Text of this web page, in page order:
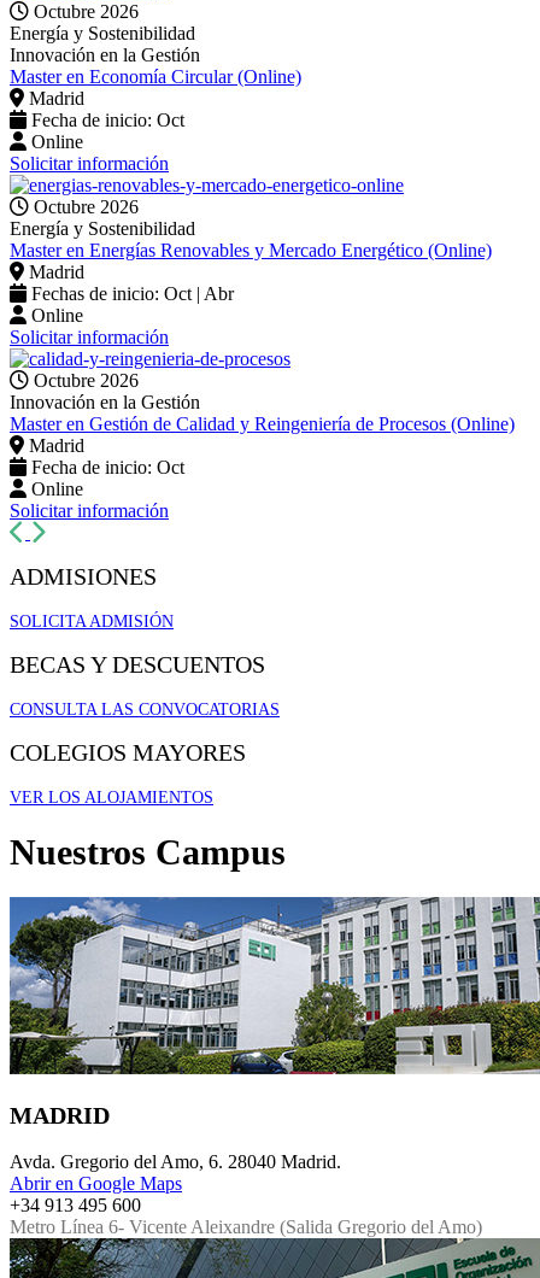
Octubre 2026
Energía y Sostenibilidad
Innovación en la Gestión
Master en Economía Circular (Online)
Madrid
Fecha de inicio: Oct
Online
Solicitar información
Octubre 2026
Energía y Sostenibilidad
Master en Energías Renovables y Mercado Energético (Online)
Madrid
Fechas de inicio: Oct | Abr
Online
Solicitar información
Octubre 2026
Innovación en la Gestión
Master en Gestión de Calidad y Reingeniería de Procesos (Online)
Madrid
Fecha de inicio: Oct
Online
Solicitar información
Anterior
Siguiente
ADMISIONES
SOLICITA ADMISIÓN
BECAS Y DESCUENTOS
CONSULTA LAS CONVOCATORIAS
COLEGIOS MAYORES
VER LOS ALOJAMIENTOS
Nuestros Campus
MADRID
Avda. Gregorio del Amo, 6. 28040 Madrid.
Abrir en Google Maps
+34 913 495 600
Metro Línea 6- Vicente Aleixandre (Salida Gregorio del Amo)